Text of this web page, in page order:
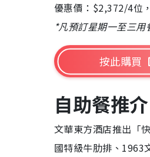
優惠價：$2,372/4位
*凡預訂星期一至三
按此購買
自助餐推
文華東方酒店推出「
國特級牛肋排、1963